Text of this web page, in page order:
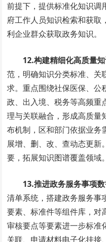
前提下，提供标准化知识调
府工作人员知识检索和获取
利企业群众获取政务知识。
12.构建精细化高质量
范，明确知识分类标准、关
求。重点围绕社保医保、公
政、出入境、税务等高频重
理与关联融合，形成高质量
布机制，区和部门依据业务
展增、删、改、查动态更新
要，拓展知识图谱覆盖领域。
13.推进政务服务事项
清单系统，搭建政务服务事
要素、标准件等组件库，对
审核要点等要素进一步标准
关联、申请材料电子化挂接